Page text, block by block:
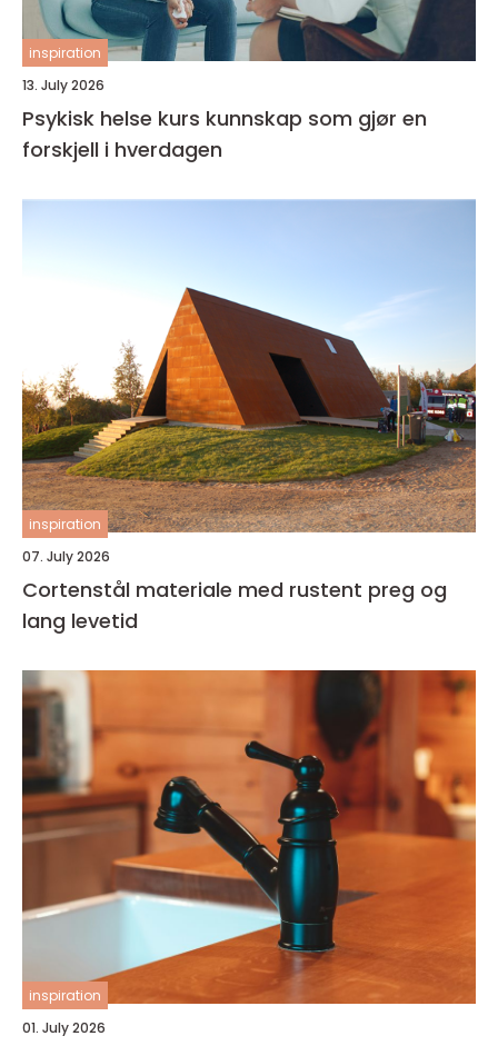
inspiration
13. July 2026
Psykisk helse kurs kunnskap som gjør en
forskjell i hverdagen
inspiration
07. July 2026
Cortenstål materiale med rustent preg og
lang levetid
inspiration
01. July 2026